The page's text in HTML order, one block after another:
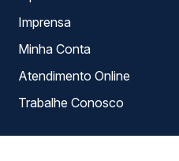
Imprensa
Minha Conta
Atendimento Online
Trabalhe Conosco